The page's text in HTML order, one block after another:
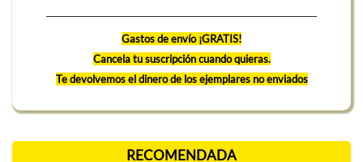
Gastos de envío ¡GRATIS!
Cancela tu suscripción cuando quieras.
Te devolvemos el dinero de los ejemplares no enviados
RECOMENDADA